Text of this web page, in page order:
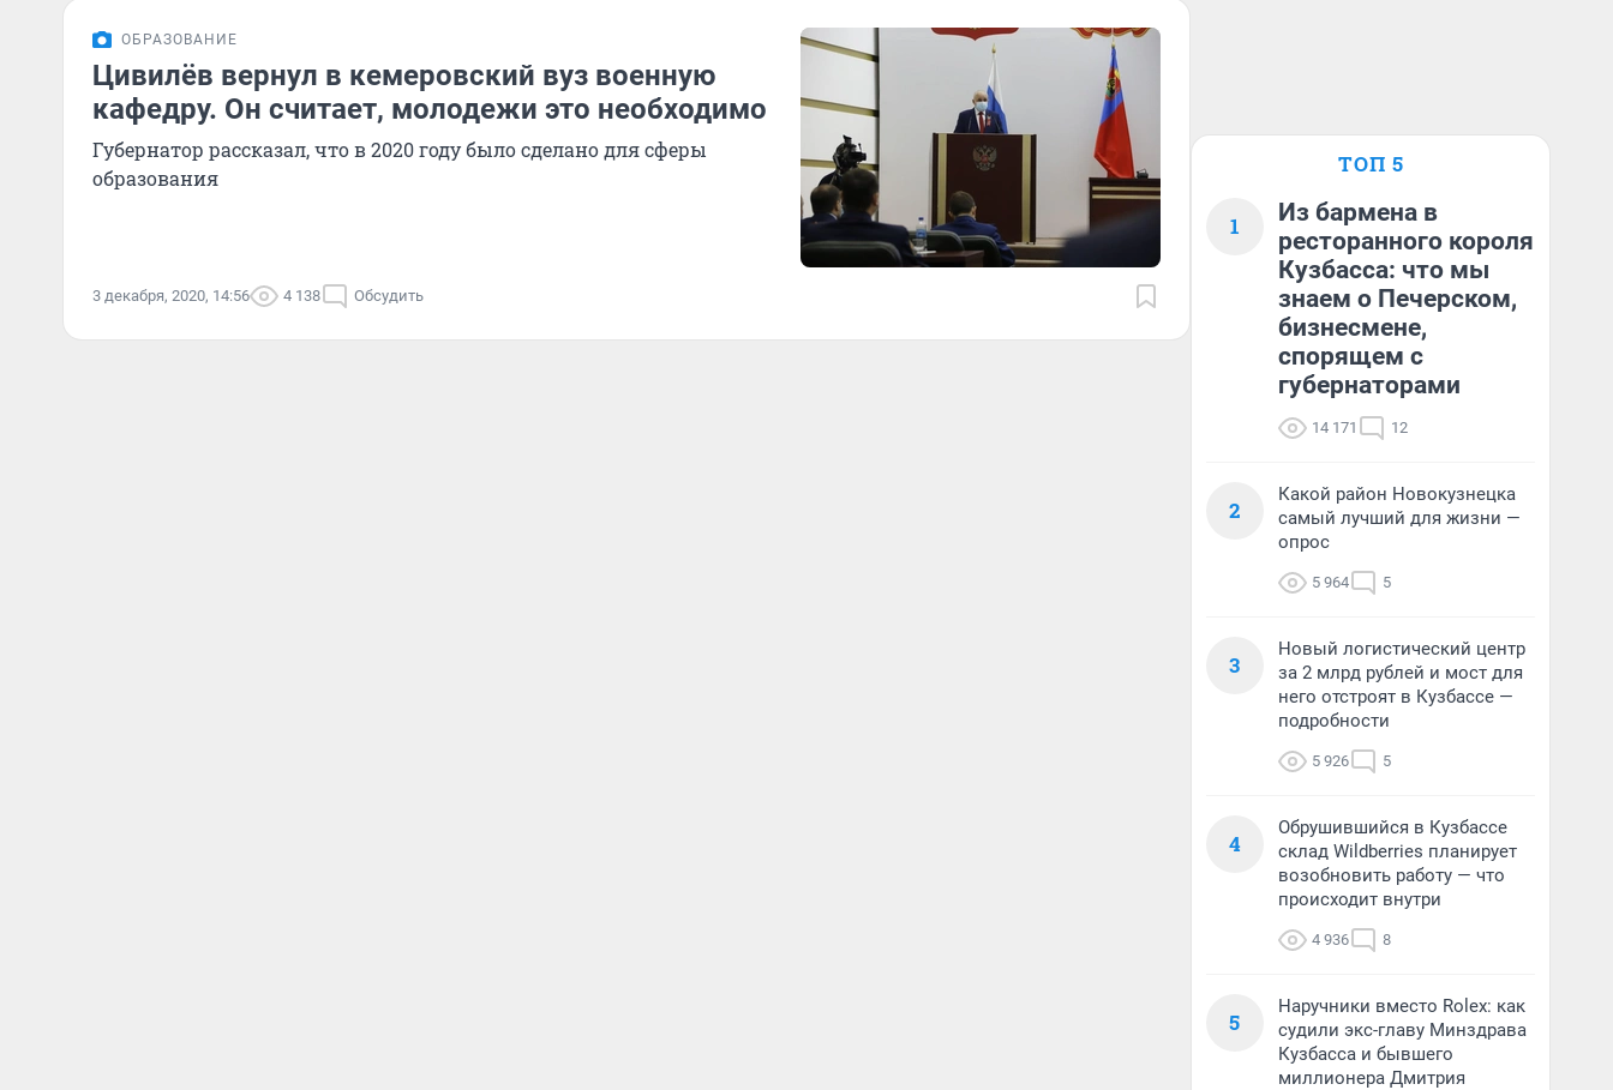
ОБРАЗОВАНИЕ
Цивилёв вернул в кемеровский вуз военную
кафедру. Он считает, молодежи это необходимо
Губернатор рассказал, что в 2020 году было сделано для сферы
образования
3 декабря, 2020, 14:56 4 138 Обсудить
ТОП 5
1
Из бармена в
ресторанного короля
Кузбасса: что мы
знаем о Печерском,
бизнесмене,
спорящем с
губернаторами
14 171 12
2
Какой район Новокузнецка
самый лучший для жизни —
опрос
5 964 5
3
Новый логистический центр
за 2 млрд рублей и мост для
него отстроят в Кузбассе —
подробности
5 926 5
4
Обрушившийся в Кузбассе
склад Wildberries планирует
возобновить работу — что
происходит внутри
4 936 8
5
Наручники вместо Rolex: как
судили экс-главу Минздрава
Кузбасса и бывшего
миллионера Дмитрия